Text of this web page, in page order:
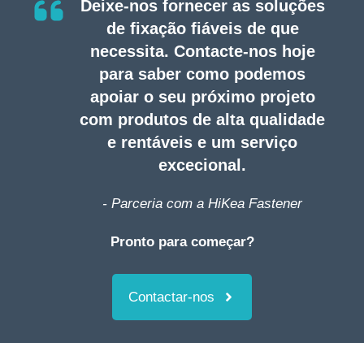
Deixe-nos fornecer as soluções
de fixação fiáveis de que
necessita. Contacte-nos hoje
para saber como podemos
apoiar o seu próximo projeto
com produtos de alta qualidade
e rentáveis e um serviço
excecional.
- Parceria com a HiKea Fastener
Pronto para começar?
Contactar-nos